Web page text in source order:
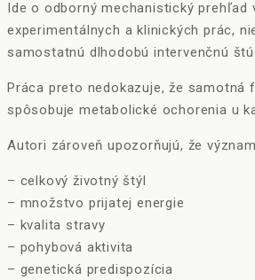
Ide o odborný mechanistický prehľad
experimentálnych a klinických prác,
samostatnú dlhodobú intervenčnú
Práca preto nedokazuje, že samotná
spôsobuje metabolické ochorenia u
Autori zároveň upozorňujú, že
– celkový životný štýl
– množstvo prijatej energie
– kvalita stravy
– pohybová aktivita
– genetická predispozícia